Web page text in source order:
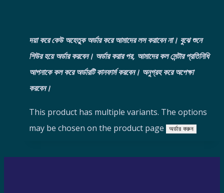
দয়া করে কেউ অহেতুক অর্ডার করে আমাদের লস করাবেন না। বুঝে শুনে
শিউর হয়ে অর্ডার করবেন। অর্ডার করার পর, আমাদের কল সেন্টার প্রতিনিধি
আপনাকে কল করে অর্ডারটি কানফার্ম করবেন। অনুগ্রহ করে অপেক্ষা
করবেন।
This product has multiple variants. The options
may be chosen on the product page
অর্ডার করুন